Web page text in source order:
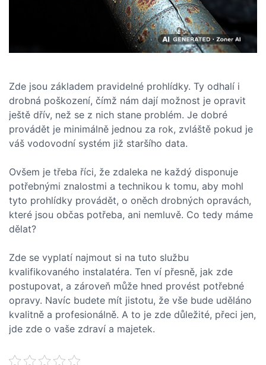
Zde jsou základem pravidelné prohlídky. Ty odhalí i
drobná poškození, čímž nám dají možnost je opravit
ještě dřív, než se z nich stane problém. Je dobré
provádět je minimálně jednou za rok, zvláště pokud je
váš vodovodní systém již staršího data.
Ovšem je třeba říci, že zdaleka ne každý disponuje
potřebnými znalostmi a technikou k tomu, aby mohl
tyto prohlídky provádět, o oněch drobných opravách,
které jsou občas potřeba, ani nemluvě. Co tedy máme
dělat?
Zde se vyplatí najmout si na tuto službu
kvalifikovaného instalatéra. Ten ví přesně, jak zde
postupovat, a zároveň může hned provést potřebné
opravy. Navíc budete mít jistotu, že vše bude uděláno
kvalitně a profesionálně. A to je zde důležité, přeci jen,
jde zde o vaše zdraví a majetek.